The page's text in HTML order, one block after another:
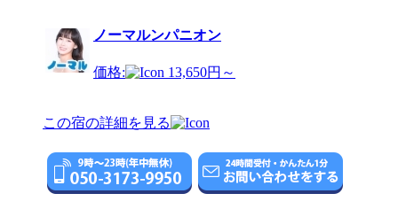
ノーマルンパニオン
価格: 13,650円～
この宿の詳細を見る